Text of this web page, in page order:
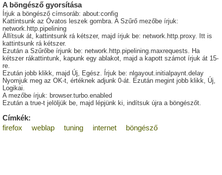
A böngésző gyorsítása
Írjuk a böngésző címsoráb: about:config
Kattintsunk az Óvatos leszek gombra. A Szűrő mezőbe írjuk:
network.http.pipelining
Állítsuk át, kattintsunk rá kétszer, majd írjuk be: network.http.proxy. Itt is
kattintsunk rá kétszer.
Ezután a Szűrőbe írjunk be: network.http.pipelining.maxrequests. Ha
kétszer rákattintunk, kapunk egy ablakot, majd a kapott számot írjuk át 15-
re.
Ezután jobb klikk, majd Új, Egész. Írjuk be: nlgayout.initialpaynt.delay
Nyomjuk meg az OK-t, értéknek adjunk 0-át. Ezután megint jobb klikk, Új,
Logikai.
A mezőbe írjuk: browser.turbo.enabled
Ezután a true-t jelöljük be, majd lépjünk ki, indítsuk újra a böngészőt.
Címkék:
firefox
weblap tuning internet böngésző